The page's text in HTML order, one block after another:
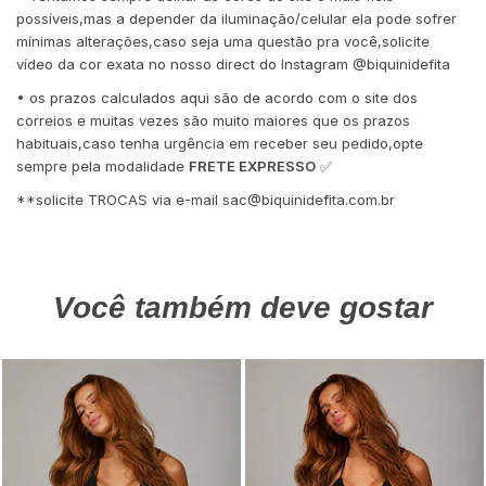
possíveis,mas a depender da iluminação/celular ela pode sofrer
mínimas alterações,caso seja uma questão pra você,solicite
vídeo da cor exata no nosso direct do Instagram @biquinidefita
• os prazos calculados aqui são de acordo com o site dos
correios e muitas vezes são muito maiores que os prazos
habituais,caso tenha urgência em receber seu pedido,opte
sempre pela modalidade FRETE EXPRESSO ✅
**solicite TROCAS via e-mail sac@biquinidefita.com.br
Você também deve gostar